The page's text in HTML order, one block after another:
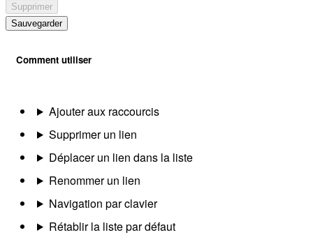
Supprimer
Sauvegarder
Comment utiliser
Ajouter aux raccourcis
Supprimer un lien
Déplacer un lien dans la liste
Renommer un lien
Navigation par clavier
Rétablir la liste par défaut